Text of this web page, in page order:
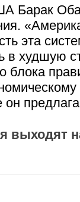
Барак
эта
в худшую
блока
выходят